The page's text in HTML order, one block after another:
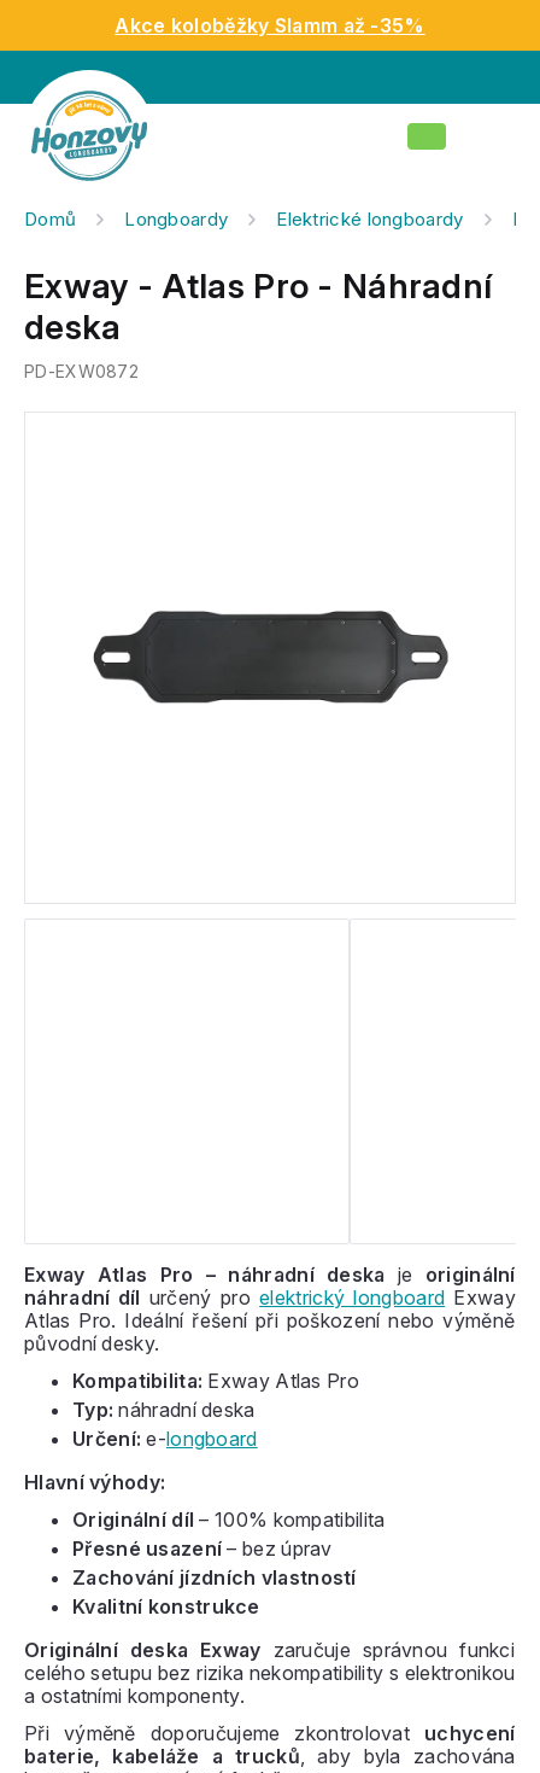
obsah
Akce koloběžky Slamm až -35%
Nákupní
Domů Longboardy Elektrické longboardy
Exway - Atlas Pro - Náhradní
deska
PD-EXW0872
Exway Atlas Pro – náhradní deska je originální
náhradní díl určený proelektrický longboard Exway
Atlas Pro. Ideální řešení při poškození nebo výměně
původní desky.
Kompatibilita: Exway Atlas Pro
Typ: náhradní deska
Určení: e-longboard
Hlavní výhody:
Originální díl – 100% kompatibilita
Přesné usazení – bez úprav
Zachování jízdních vlastností
Kvalitní konstrukce
Originální deska Exway zaručuje správnou funkci
celého setupu bez rizika nekompatibility s elektronikou
a ostatními komponenty.
Při výměně doporučujeme zkontrolovat uchycení
baterie, kabeláže a trucků, aby byla zachována